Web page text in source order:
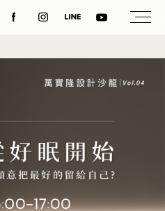
關於我們
設計案例
課程講座